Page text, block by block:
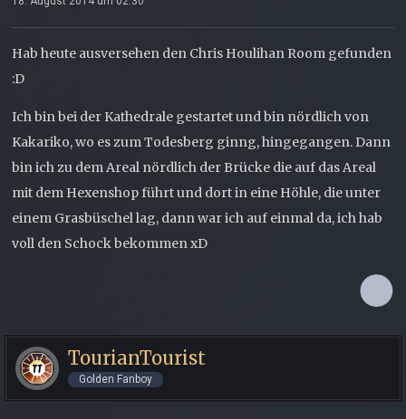
Hab heute ausversehen den Chris Houlihan Room gefunden
:D
Ich bin bei der Kathedrale gestartet und bin nördlich von
Kakariko, wo es zum Todesberg ginng, hingegangen. Dann
bin ich zu dem Areal nördlich der Brücke die auf das Areal
mit dem Hexenshop führt und dort in eine Höhle, die unter
einem Grasbüschel lag, dann war ich auf einmal da, ich hab
voll den Schock bekommen xD
TourianTourist
Golden Fanboy